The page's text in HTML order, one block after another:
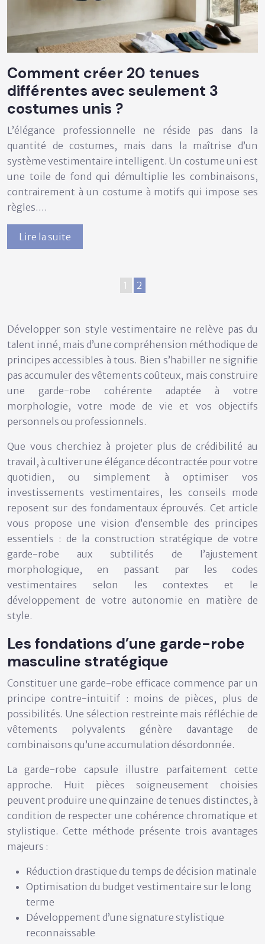
Comment créer 20 tenues
différentes avec seulement 3
costumes unis ?
L’élégance professionnelle ne réside pas dans la
quantité de costumes, mais dans la maîtrise d’un
système vestimentaire intelligent. Un costume uni est
une toile de fond qui démultiplie les combinaisons,
contrairement à un costume à motifs qui impose ses
règles….
Lire la suite
1 2
Développer son style vestimentaire ne relève pas du
talent inné, mais d’une compréhension méthodique de
principes accessibles à tous. Bien s’habiller ne signifie
pas accumuler des vêtements coûteux, mais construire
une garde-robe cohérente adaptée à votre
morphologie, votre mode de vie et vos objectifs
personnels ou professionnels.
Que vous cherchiez à projeter plus de crédibilité au
travail, à cultiver une élégance décontractée pour votre
quotidien, ou simplement à optimiser vos
investissements vestimentaires, les conseils mode
reposent sur des fondamentaux éprouvés. Cet article
vous propose une vision d’ensemble des principes
essentiels : de la construction stratégique de votre
garde-robe aux subtilités de l’ajustement
morphologique, en passant par les codes
vestimentaires selon les contextes et le
développement de votre autonomie en matière de
style.
Les fondations d’une garde-robe
masculine stratégique
Constituer une garde-robe efficace commence par un
principe contre-intuitif : moins de pièces, plus de
possibilités. Une sélection restreinte mais réfléchie de
vêtements polyvalents génère davantage de
combinaisons qu’une accumulation désordonnée.
Lagarde-robe capsule illustre parfaitement cette
approche. Huit pièces soigneusement choisies
peuvent produire une quinzaine de tenues distinctes, à
condition de respecter une cohérence chromatique et
stylistique. Cette méthode présente trois avantages
majeurs :
Réduction drastique du temps de décision matinale
Optimisation du budget vestimentaire sur le long
terme
Développement d’une signature stylistique
reconnaissable